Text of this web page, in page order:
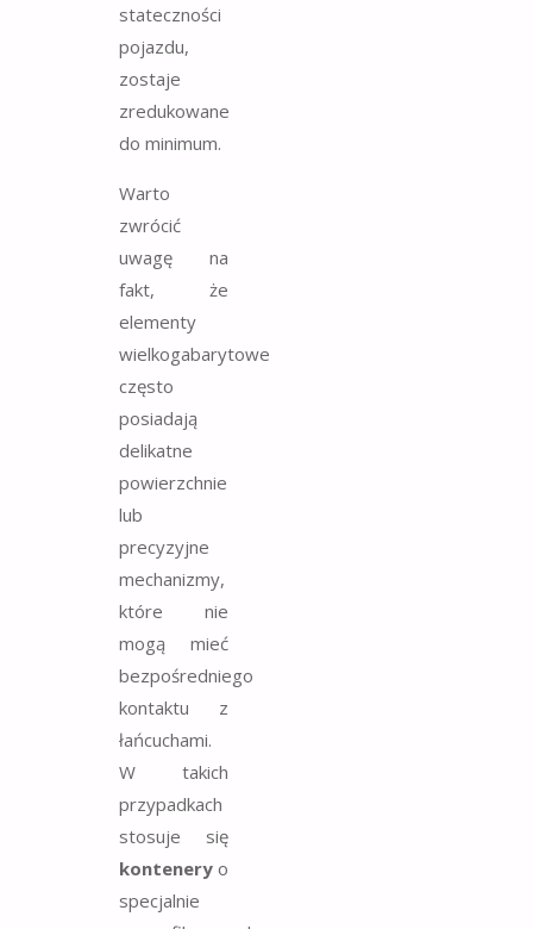
stateczności
pojazdu,
zostaje
zredukowane
do minimum.
Warto
zwrócić
uwagę na
fakt, że
elementy
wielkogabarytowe
często
posiadają
delikatne
powierzchnie
lub
precyzyjne
mechanizmy,
które nie
mogą mieć
bezpośredniego
kontaktu z
łańcuchami.
W takich
przypadkach
stosuje się
kontenery o
specjalnie